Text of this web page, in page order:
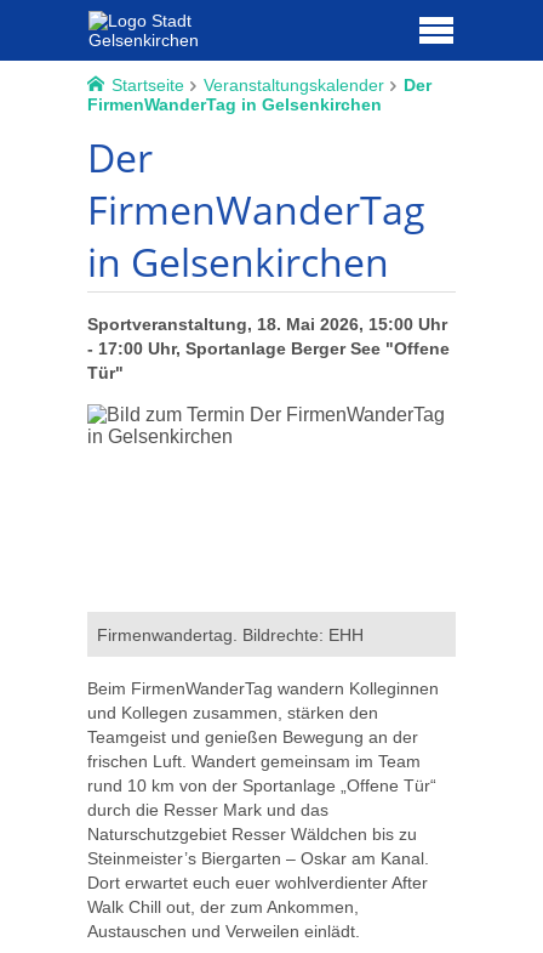
Startseite Veranstaltungskalender
Der
FirmenWanderTag in Gelsenkirchen
Der
FirmenWanderTag
in Gelsenkirchen
Sportveranstaltung, 18. Mai 2026, 15:00 Uhr
- 17:00 Uhr, Sportanlage Berger See "Offene
Tür"
Firmenwandertag. Bildrechte: EHH
Beim FirmenWanderTag wandern Kolleginnen
und Kollegen zusammen, stärken den
Teamgeist und genießen Bewegung an der
frischen Luft. Wandert gemeinsam im Team
rund 10 km von der Sportanlage „Offene Tür“
durch die Resser Mark und das
Naturschutzgebiet Resser Wäldchen bis zu
Steinmeister’s Biergarten – Oskar am Kanal.
Dort erwartet euch euer wohlverdienter After
Walk Chill out, der zum Ankommen,
Austauschen und Verweilen einlädt.